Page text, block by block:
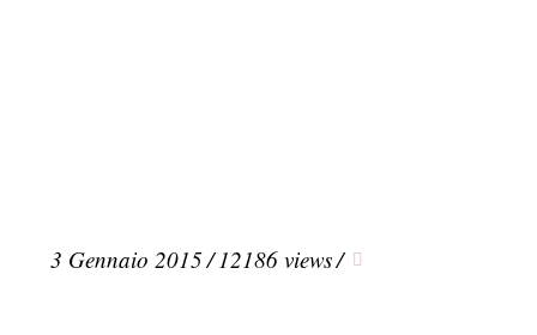
3 Gennaio 2015/ 12186 views/